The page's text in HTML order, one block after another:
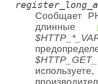
Сообщает
длинные